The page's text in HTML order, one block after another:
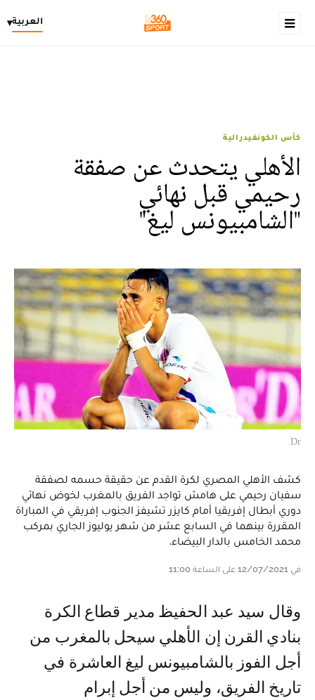
العربية▾
كأس الكونفيدرالية
الأهلي يتحدث عن صفقة
رحيمي قبل نهائي
"الشامبيونس ليغ"
Dr
كشف الأهلي المصري لكرة القدم عن حقيقة حسمه لصفقة
سفيان رحيمي على هامش تواجد الفريق بالمغرب لخوض نهائي
دوري أبطال إفريقيا أمام كايزر تشيفز الجنوب إفريقي في المباراة
المقررة بينهما في السابع عشر من شهر يوليوز الجاري بمركب
محمد الخامس بالدار البيضاء.
في 12/07/2021 على الساعة 11:00
وقال سيد عبد الحفيظ مدير قطاع الكرة
بنادي القرن إن الأهلي سيحل بالمغرب من
أجل الفوز بالشامبيونس ليغ العاشرة في
تاريخ الفريق، وليس من أجل إبرام